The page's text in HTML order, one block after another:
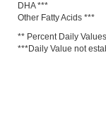
DHA ***
Other Fatty Acids ***
** Percent Daily
***Daily Value not